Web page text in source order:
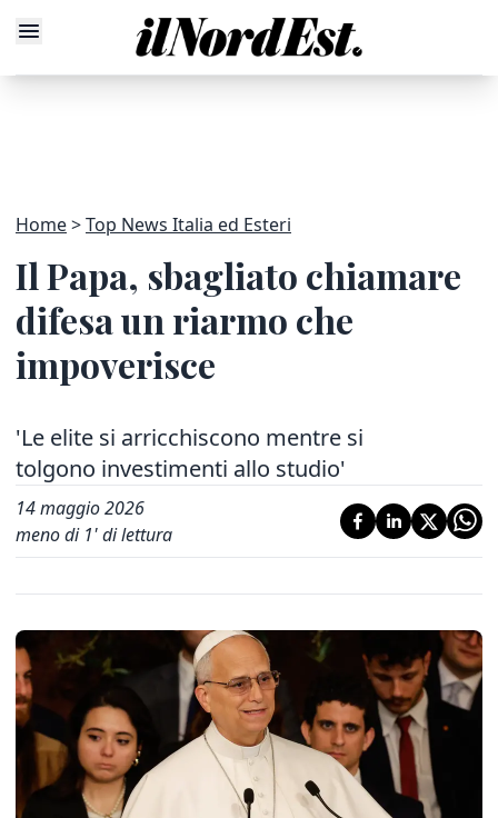
Home Top News Italia ed Esteri
Il Papa, sbagliato chiamare
difesa un riarmo che
impoverisce
'Le elite si arricchiscono mentre si
tolgono investimenti allo studio'
14 maggio 2026
meno di 1' di lettura